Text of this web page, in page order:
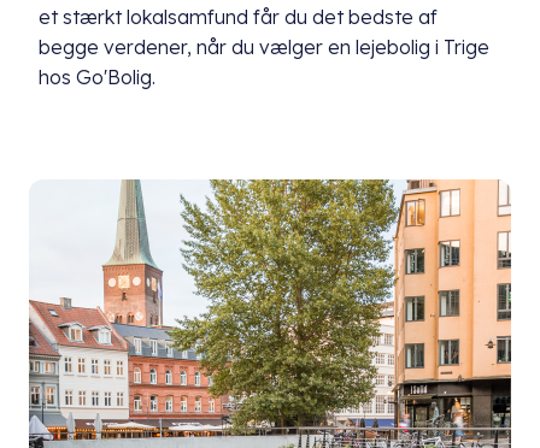
et stærkt lokalsamfund får du det bedste af
begge verdener, når du vælger en lejebolig i Trige
hos Go'Bolig.